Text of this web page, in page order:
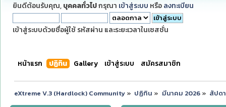
ยินดีต้อนรับคุณ, บุคคลทั่วไปกรุณา เข้าสู่ระบบ หรือ ลงทะเบียน
เข้าสู่ระบบด้วยชื่อผู้ใช้ รหัสผ่าน และระยะเวลาในเซสชั่น
หน้าแรก ปฏิทิน Gallery เข้าสู่ระบบ สมัครสมาชิก
eXtreme V.3 (Hardlock) Community» ปฏิทิน » มีนาคม 2026» สัปด